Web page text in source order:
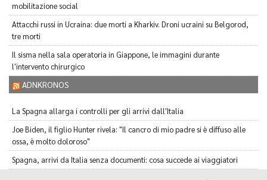
mobilitazione social
Attacchi russi in Ucraina: due morti a Kharkiv. Droni ucraini su Belgorod,
tre morti
Il sisma nella sala operatoria in Giappone, le immagini durante
l'intervento chirurgico
ADNKRONOS
La Spagna allarga i controlli per gli arrivi dall'Italia
Joe Biden, il figlio Hunter rivela: "Il cancro di mio padre si è diffuso alle
ossa, è molto doloroso"
Spagna, arrivi da Italia senza documenti: cosa succede ai viaggiatori